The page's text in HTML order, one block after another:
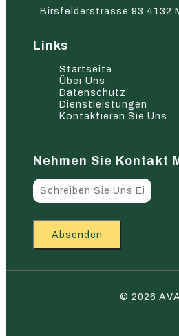
Birsfelderstrasse 93 4132
Links
Startseite
Über Uns
Datenschutz
Dienstleistungen
Kontaktieren Sie Uns
Nehmen Sie Kontakt
Absenden
© 2026